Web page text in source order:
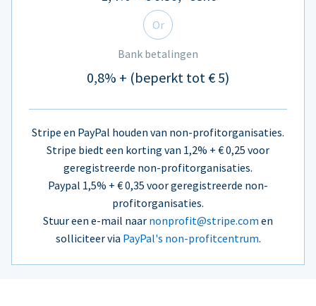
Or
Bank betalingen
0,8% + (beperkt tot € 5)
Stripe en PayPal houden van non-profitorganisaties.
Stripe biedt een korting van 1,2% + € 0,25 voor
geregistreerde non-profitorganisaties.
Paypal 1,5% + € 0,35 voor geregistreerde non-
profitorganisaties.
Stuur een e-mail naar nonprofit@stripe.com en
solliciteer via PayPal's non-profitcentrum.